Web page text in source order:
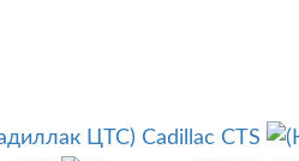
Cadillac CTS